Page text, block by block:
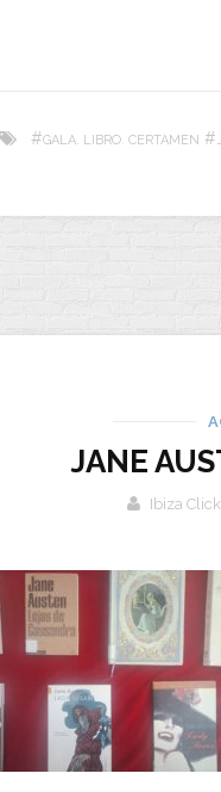
#GALA. LIBRO. CERTAMEN #
JANE
Ibiza Click